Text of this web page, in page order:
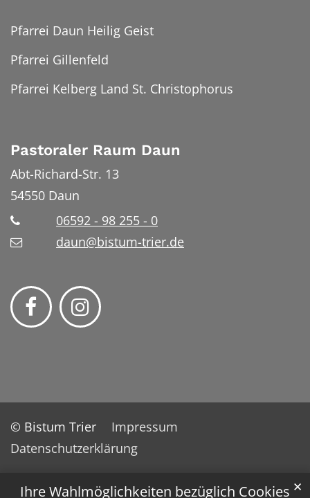
Ihre Wahlmöglichkeiten bezüglich Cookies ✕
Pfarrei Daun Heilig Geist
Pfarrei Gillenfeld
Pfarrei Kelberg Land St. Christophorus
Pastoraler Raum Daun
Abt-Richard-Str. 13
54550 Daun
06592 - 98 255 - 0
daun@bistum-trier.de
© Bistum Trier
Impressum
Datenschutzerklärung